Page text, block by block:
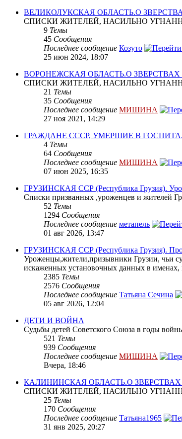
ВЕЛИКОЛУКСКАЯ ОБЛАСТЬ.О
СПИСКИ ЖИТЕЛЕЙ, НАСИЛЬНО
9 Темы
45 Сообщения
Последнее сообщение Козуто
25 июн 2024, 18:07
ВОРОНЕЖСКАЯ ОБЛАСТЬ.О
СПИСКИ ЖИТЕЛЕЙ, НАСИЛЬНО
21 Темы
35 Сообщения
Последнее сообщение МИШИНА
27 ноя 2021, 14:29
ГРАЖДАНЕ СССР, УМЕРШИЕ В
4 Темы
64 Сообщения
Последнее сообщение МИШИНА
07 июн 2025, 16:35
ГРУЗИНСКАЯ ССР (Республика Грузия).
Списки призванных ,уроженцев и жителей
52 Темы
1294 Сообщения
Последнее сообщение метапель
01 авг 2026, 13:47
ГРУЗИНСКАЯ ССР (Республика Грузия).
Уроженцы,жители,призывники Грузии, чьи
искаженных установочных данных в
2385 Темы
2576 Сообщения
Последнее сообщение Татьяна Сечина
05 авг 2026, 12:04
ДЕТИ И ВОЙНА
Судьбы детей Советского Союза в годы
521 Темы
939 Сообщения
Последнее сообщение МИШИНА
Вчера, 18:46
КАЛИНИНСКАЯ ОБЛАСТЬ.О
СПИСКИ ЖИТЕЛЕЙ, НАСИЛЬНО
25 Темы
170 Сообщения
Последнее сообщение Татьяна1965
31 янв 2025, 20:27